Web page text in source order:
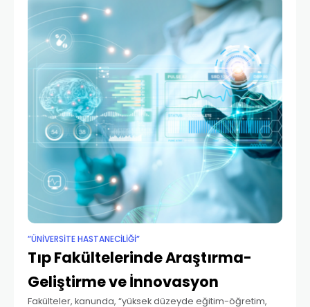
”ÜNIVERSITE HASTANECILIĞI”
Tıp Fakültelerinde Araştırma-
Geliştirme ve İnnovasyon
Fakülteler, kanunda, “yüksek düzeyde eğitim-öğretim,